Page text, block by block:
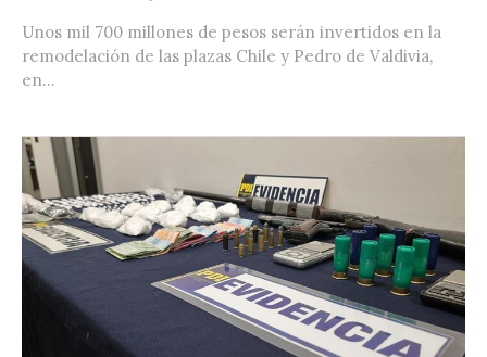
Unos mil 700 millones de pesos serán invertidos en la
remodelación de las plazas Chile y Pedro de Valdivia,
en...